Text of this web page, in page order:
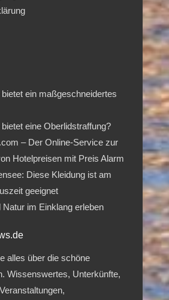
ein maßgeschneidertes
eine Oberlidstraffung?
– Der Online-Service zur
Hotelpreisen mit Preis Alarm
Diese Kleidung ist am
geeignet
Natur im Einklang erleben
alles über die schöne
Wissenswertes, Unterkünfte,